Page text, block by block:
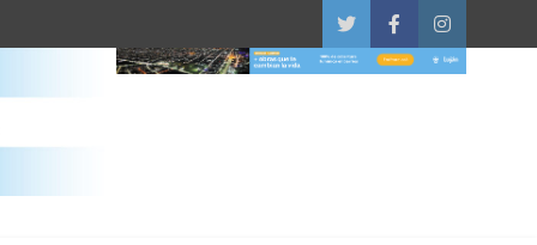
TwitterFacebookInstagram